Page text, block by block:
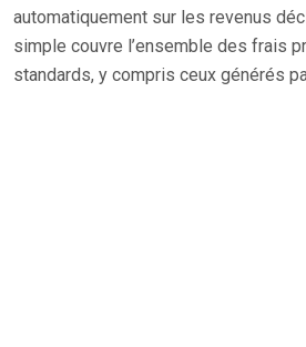
automatiquement sur les revenus
simple couvre l’ensemble des frais
standards, y compris ceux générés